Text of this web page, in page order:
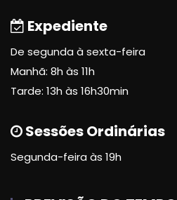
Expediente
De segunda à sexta-feira
Manhã: 8h às 11h
Tarde: 13h às 16h30min
Sessões Ordinárias
Segunda-feira às 19h